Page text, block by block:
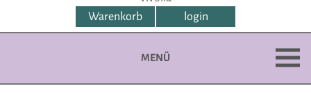
Warenkorb login
MENÜ